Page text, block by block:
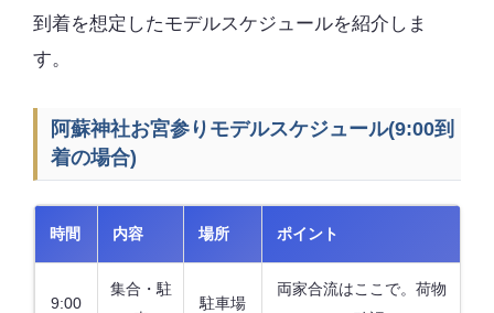
到着を想定したモデルスケジュールを紹介しま
す。
阿蘇神社お宮参りモデルスケジュール(9:00到
着の場合)
時間 内容 場所 ポイント
9:00
集合・駐
駐車場
両家合流はここで。荷物